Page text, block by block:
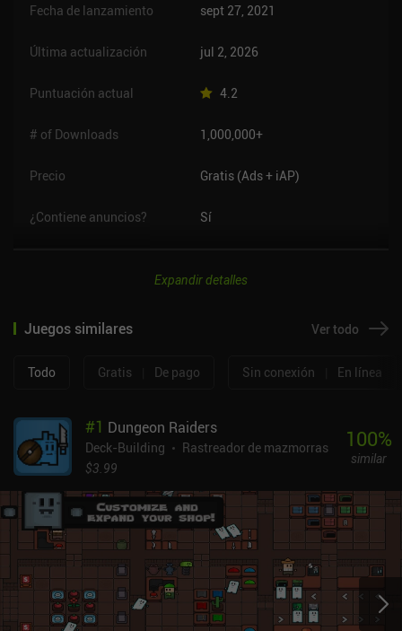
Fecha de lanzamiento sept 27, 2021
Última actualización jul 2, 2026
Puntuación actual 4.2
# of Downloads 1,000,000+
Precio Gratis (Ads + iAP)
¿Contiene anuncios? Sí
Expandir detalles
Juegos similares Ver todo
Todo Gratis De pago Sin conexión En línea
#1 Dungeon Raiders
Deck-Building
Rastreador de mazmorras
$3.99
100%
similar